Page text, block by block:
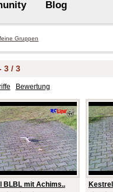
Blog
Gruppen
3 / 3
Bewertung
BLBL mit Achims..